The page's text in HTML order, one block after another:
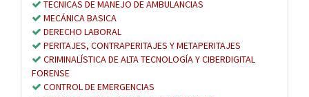
TECNICAS DE MANEJO DE AMBULANCIAS
MECÁNICA BASICA
DERECHO LABORAL
PERITAJES, CONTRAPERITAJES Y METAPERITAJES
CRIMINALÍSTICA DE ALTA TECNOLOGÍA Y CIBERDIGITAL
FORENSE
CONTROL DE EMERGENCIAS